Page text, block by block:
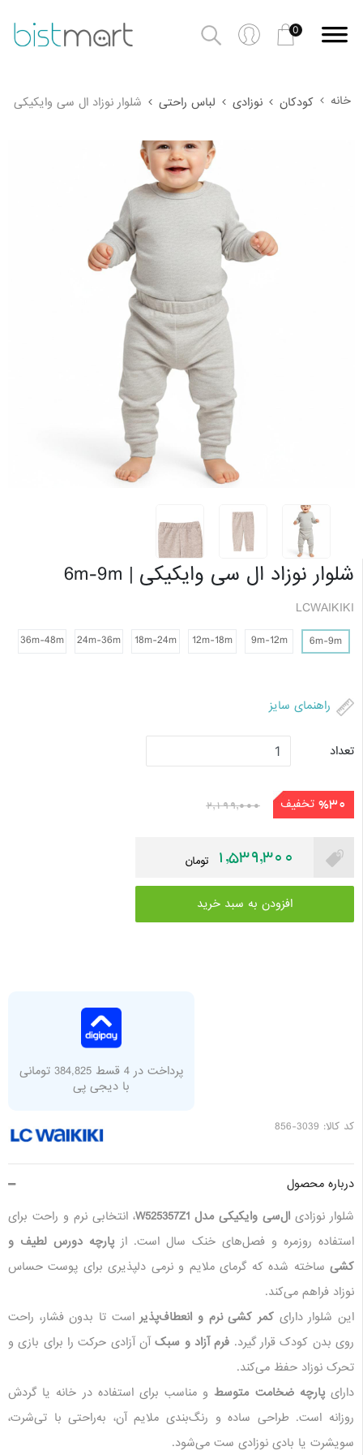
0
خانه کودکان نوزادی لباس راحتی شلوار نوزاد ال سی وایکیکی
شلوار نوزاد ال سی وایکیکی | 6m-9m
LCWAIKIKI
6m-9m
9m-12m
12m-18m
18m-24m
24m-36m
36m-48m
راهنمای سایز
تعداد
%30 تخفیف 2,199,000
1,539,300 تومان
افزودن به سبد خرید
پرداخت در 4 قسط 384,825 تومانی
با دیجی پی
کد کالا: 3039-856
درباره محصول
شلوار نوزادی ال‌سی وایکیکی مدل W525357Z1
، انتخابی نرم و راحت برای
استفاده روزمره و فصل‌های خنک سال است. از پارچه دورس لطیف و
کشی ساخته شده که گرمای ملایم و نرمی دلپذیری برای پوست حساس
نوزاد فراهم می‌کند.
این شلوار دارای کمر کشی نرم و انعطاف‌پذیر است تا بدون فشار، راحت
روی بدن کودک قرار گیرد. فرم آزاد و سبکآن آزادی حرکت را برای بازی و
تحرک نوزاد حفظ می‌کند.
دارایپارچه ضخامت متوسطو مناسب برای استفاده در خانه یا گردش
روزانه است. طراحی ساده و رنگ‌بندی ملایم آن، به‌راحتی با تی‌شرت،
سویشرت یا بادی نوزادی ست می‌شود.